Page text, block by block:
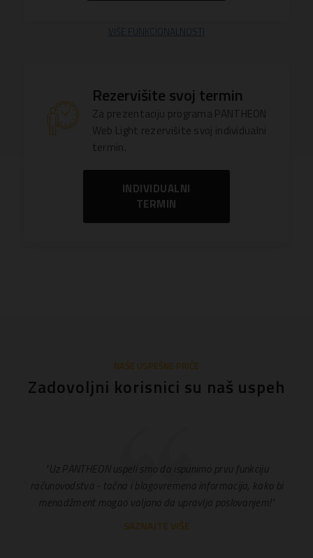
VIŠE FUNKCIONALNOSTI
Rezervišite svoj termin
Za prezentaciju programa PANTHEON
Web Light rezervišite svoj individualni
termin.
INDIVIDUALNI
TERMIN
NAŠE USPEŠNE PRIČE
Zadovoljni korisnici su naš uspeh
"Uz PANTHEON uspeli smo da ispunimo prvu funkciju
računovodstva - tačna i blagovremena informacija, kako bi
menadžment mogao valjano da upravlja poslovanjem!"
SAZNAJTE VIŠE